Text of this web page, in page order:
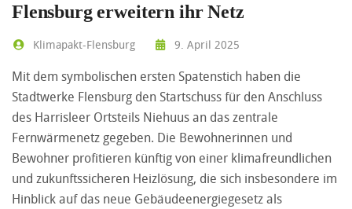
Flensburg erweitern ihr Netz
Klimapakt-Flensburg 9. April 2025
Mit dem symbolischen ersten Spatenstich haben die
Stadtwerke Flensburg den Startschuss für den Anschluss
des Harrisleer Ortsteils Niehuus an das zentrale
Fernwärmenetz gegeben. Die Bewohnerinnen und
Bewohner profitieren künftig von einer klimafreundlichen
und zukunftssicheren Heizlösung, die sich insbesondere im
Hinblick auf das neue Gebäudeenergiegesetz als